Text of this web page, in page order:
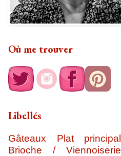
Où me trouver
Libellés
Gâteaux
Plat principal
Brioche / Viennoiserie